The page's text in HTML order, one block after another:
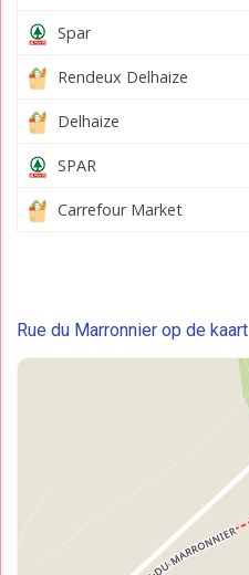
Spar
Rendeux Delhaize
Delhaize
SPAR
Carrefour Market
Rue du Marronnier op de kaart